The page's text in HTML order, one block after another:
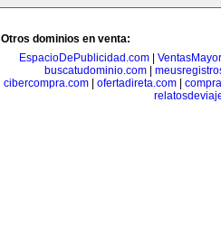
Otros dominios en venta:
EspacioDePublicidad.com
buscatudominio.com|
cibercompra.com
ofertadireta.com